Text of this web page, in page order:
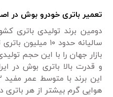
تعمیر باتری خودرو بوش در
دومین برند تولیدی باتری
سالیانه حدود ۱۰
بازار جهان را با این حجم
و قدرت بالا باتری بوش در
هوایی گرم بیشتر از هر